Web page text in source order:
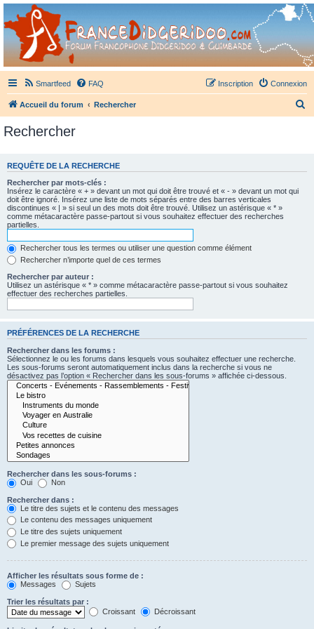
France Didgeridoo
Didgeridoo et Guimbarde sur France Didgeridoo - retrouvez la communauté.
Smartfeed FAQ Connexion
Inscription
Accueil du forum Rechercher
e
Rechercher
REQUÊTE DE LA RECHERCHE
Rechercher par mots-clés :
Insérez le caractère « + » devant un mot qui doit être trouvé et « - » devant un mot qui
doit être ignoré. Insérez une liste de mots séparés entre des barres verticales
discontinues « | » si seul un des mots doit être trouvé. Utilisez un astérisque « * »
comme métacaractère passe-partout si vous souhaitez effectuer des recherches
partielles.
Rechercher tous les termes ou utiliser une question comme élément
Rechercher n’importe quel de ces termes
Rechercher par auteur :
Utilisez un astérisque « * » comme métacaractère passe-partout si vous souhaitez
effectuer des recherches partielles.
PRÉFÉRENCES DE LA RECHERCHE
Rechercher dans les forums :
Sélectionnez le ou les forums dans lesquels vous souhaitez effectuer une recherche.
Les sous-forums seront automatiquement inclus dans la recherche si vous ne
désactivez pas l’option « Rechercher dans les sous-forums » affichée ci-dessous.
Rechercher dans les sous-forums :
Oui
Non
Rechercher dans :
Le titre des sujets et le contenu des messages
Le contenu des messages uniquement
Le titre des sujets uniquement
Le premier message des sujets uniquement
Afficher les résultats sous forme de :
Messages
Sujets
Trier les résultats par :
Croissant
Décroissant